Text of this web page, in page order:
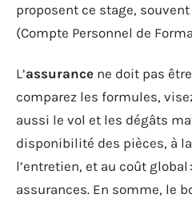
proposent ce stage,
(Compte Personnel de
L’assurance ne doit pas
comparez les formules,
aussi le vol et les dégâts
disponibilité des pièces, à
l’entretien, et au coût
assurances. En somme, le